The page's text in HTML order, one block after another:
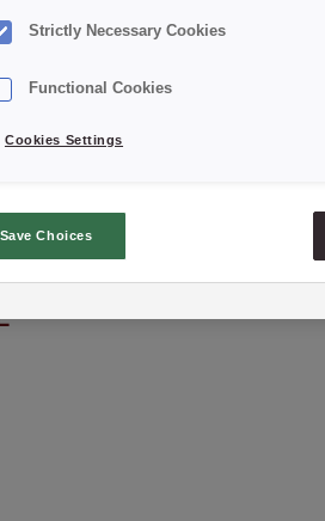
Savoury GYPSY
Strictly Necessary Cookies
Functional Cookies
Cookies Settings
Save Choices